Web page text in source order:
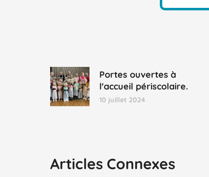
Portes ouvertes à
l'accueil périscolaire.
10 juillet 2024
Articles Connexes